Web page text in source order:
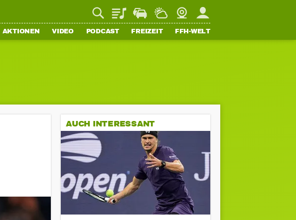
PlaylistStaupilotWetterWebcamMein FFH
AKTIONEN VIDEO PODCAST FREIZEIT FFH-WELT
AUCH INTERESSANT